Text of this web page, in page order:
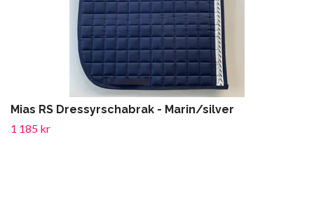
Mias RS Dressyrschabrak - Marin/silver
1 185 kr